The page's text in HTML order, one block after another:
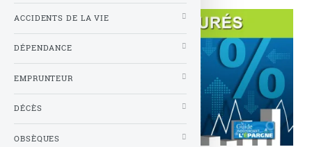
ACCIDENTS DE LA VIE
DÉPENDANCE
EMPRUNTEUR
DÉCÈS
OBSÈQUES